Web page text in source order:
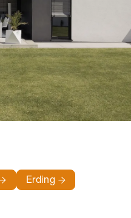
Erding